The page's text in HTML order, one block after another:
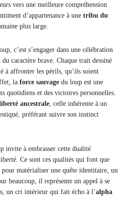
vers une meilleure compréhension
d’appartenance à une tribu du
plus large.
c’est s’engager dans une célébration
caractère brave. Chaque trait dessiné
à affronter les périls, qu’ils soient
la force sauvage du loup est une
quotidiens et des victoires personnelles.
ancestrale , celle inhérente à un
préférant suivre son instinct
invite à embrasser cette dualité
Ce sont ces qualités qui font que
pour matérialiser une quête identitaire, un
beaucoup, il représente un appel à se
un cri intérieur qui fait écho à l’alpha